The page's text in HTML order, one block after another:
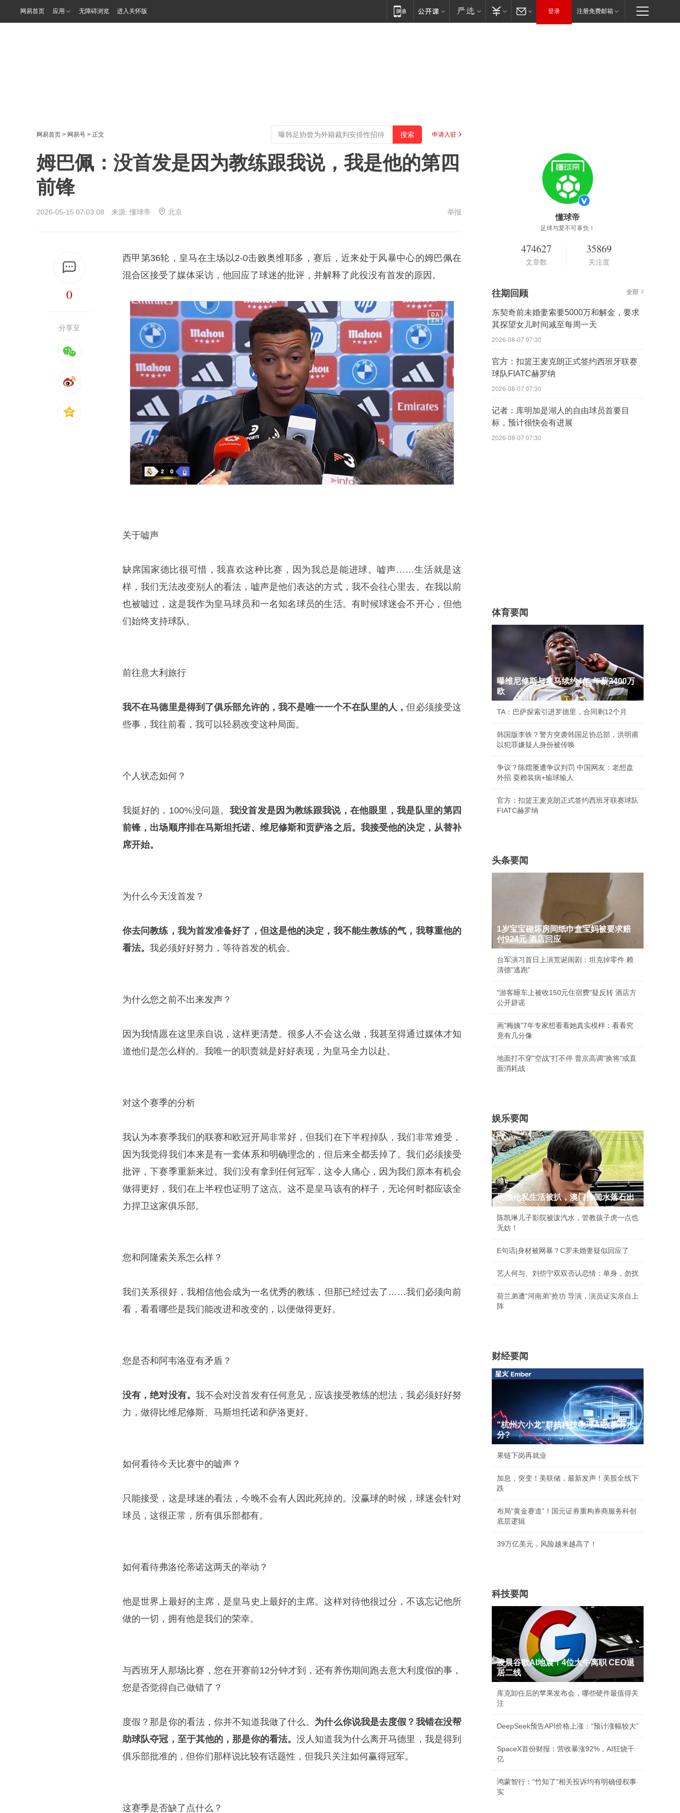
网易首页 应用 无障碍浏览 进入关怀版 登录 注册免费邮箱
网易首页 > 网易号 > 正文 申请入驻
姆巴佩：没首发是因为教练跟我说，我是他的第四
前锋
2026-05-15 07:03:08 来源: 懂球帝 北京 举报
0
分享至
西甲第36轮，皇马在主场以2-0击败奥维耶多，赛后，近来处于风暴中心的姆巴佩在
混合区接受了媒体采访，他回应了球迷的批评，并解释了此役没有首发的原因。
关于嘘声
缺席国家德比很可惜，我喜欢这种比赛，因为我总是能进球。嘘声……生活就是这
样，我们无法改变别人的看法，嘘声是他们表达的方式，我不会往心里去。在我以前
也被嘘过，这是我作为皇马球员和一名知名球员的生活。有时候球迷会不开心，但他
们始终支持球队。
前往意大利旅行
我不在马德里是得到了俱乐部允许的，我不是唯一一个不在队里的人，但必须接受这
些事，我往前看，我可以轻易改变这种局面。
个人状态如何？
我挺好的，100%没问题。 我没首发是因为教练跟我说，在他眼里，我是队里的第四
前锋，出场顺序排在马斯坦托诺、维尼修斯和贡萨洛之后。我接受他的决定，从替补
席开始。
为什么今天没首发？
你去问教练，我为首发准备好了，但这是他的决定，我不能生教练的气，我尊重他的
看法。 我必须好好努力，等待首发的机会。
为什么您之前不出来发声？
因为我情愿在这里亲自说，这样更清楚。很多人不会这么做，我甚至得通过媒体才知
道他们是怎么样的。我唯一的职责就是好好表现，为皇马全力以赴。
对这个赛季的分析
我认为本赛季我们的联赛和欧冠开局非常好，但我们在下半程掉队，我们非常难受，
因为我觉得我们本来是有一套体系和明确理念的，但后来全都丢掉了。我们必须接受
批评，下赛季重新来过。我们没有拿到任何冠军，这令人痛心，因为我们原本有机会
做得更好，我们在上半程也证明了这点。这不是皇马该有的样子，无论何时都应该全
力捍卫这家俱乐部。
您和阿隆索关系怎么样？
我们关系很好，我相信他会成为一名优秀的教练，但那已经过去了……我们必须向前
看，看看哪些是我们能改进和改变的，以便做得更好。
您是否和 阿韦洛亚有矛盾？
没有，绝对没有。 我不会对没首发有任何意见，应该接受教练的想法，我必须好好努
力，做得比维尼修斯、马斯坦托诺和萨洛更好。
如何看待今天比赛中的嘘声？
只能接受，这是球迷的看法，今晚不会有人因此死掉的。没赢球的时候，球迷会针对
球员，这很正常，所有俱乐部都有。
如何看待弗洛伦蒂诺这两天的举动？
他是世界上最好的主席，是皇马史上最好的主席。这样对待他很过分，不该忘记他所
做的一切，拥有他是我们的荣幸。
与西班牙人那场比赛，您在开赛前12分钟才到，还有养伤期间跑去意大利度假的事，
您是否觉得自己做错了？
度假？那是你的看法，你并不知道我做了什么。 为什么你说我是去度假？我错在没帮
助球队夺冠，至于其他的，那是你的看法。没人知道我为什么离开马德里，我是得到
俱乐部批准的，但你们那样说比较有话题性，但我只关注如何赢得冠军。
这赛季是否缺了点什么？
懂球帝
足球与爱不可辜负！
474627
文章数
35869
关注度
往期回顾 全部
东契奇前未婚妻索要5000万和解金，要求
其探望女儿时间减至每周一天
2026-08-07 07:30
官方：扣篮王麦克朗正式签约西班牙联赛
球队FIATC赫罗纳
2026-08-07 07:30
记者：库明加是湖人的自由球员首要目
标，预计很快会有进展
2026-08-07 07:30
体育要闻
曝维尼修斯与皇马续约4年 年薪2400万
欧
TA：巴萨探索引进罗德里，合同剩12个月
韩国版李铁？警方突袭韩国足协总部，洪明甫
以犯罪嫌疑人身份被传唤
争议？陈熠屡遭争议判罚 中国网友：老想盘
外招 耍赖装病+输球输人
官方：扣篮王麦克朗正式签约西班牙联赛球队
FIATC赫罗纳
头条要闻
1岁宝宝碰坏房间纸巾盒宝妈被要求赔
付924元 酒店回应
台军演习首日上演荒诞闹剧：坦克掉零件 赖
清德"逃跑"
"游客睡车上被收150元住宿费"疑反转 酒店方
公开辟谣
画"梅姨"7年专家想看看她真实模样：看看究
竟有几分像
地面打不穿"空战"打不停 普京高调"换将"或直
面消耗战
娱乐要闻
周杰伦私生活被扒，澳门传闻水落石出
陈凯琳儿子影院被泼汽水，管教孩子虎一点也
无妨！
E句话|身材被网暴？C罗未婚妻疑似回应了
艺人何与、刘些宁双双否认恋情：单身，勿扰
荷兰弟遭“河南弟”抢功 导演，演员证实亲自上
阵
财经要闻
"杭州六小龙"群核科技物理AI故事有水
分?
果链下岗再就业
加息，突变！美联储，最新发声！美股全线下
跌
布局“黄金赛道”！国元证券重构券商服务科创
底层逻辑
39万亿美元，风险越来越高了！
科技要闻
凌晨谷歌AI地震！4位大牛离职 CEO退
居二线
库克卸任后的苹果发布会，哪些硬件最值得关
注
DeepSeek预告API价格上涨：“预计涨幅较大”
SpaceX首份财报：营收暴涨92%，AI狂烧千
亿
鸿蒙智行："竹知了"相关投诉均有明确侵权事
实